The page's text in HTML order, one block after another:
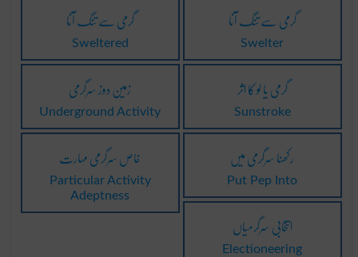
گرمی سے تنگ آنا
Sweltered
گرمی سے تنگ آنا
Swelter
زمین دوز سرگرمی
Underground Activity
گرمی یا لو کا اثر
Sunstroke
خاص سرگرمی مہارت
Particular Activity
Adeptness
رکھنا سرگرمی میں
Put Pep Into
انتخابی سرگرمیاں
Electioneering